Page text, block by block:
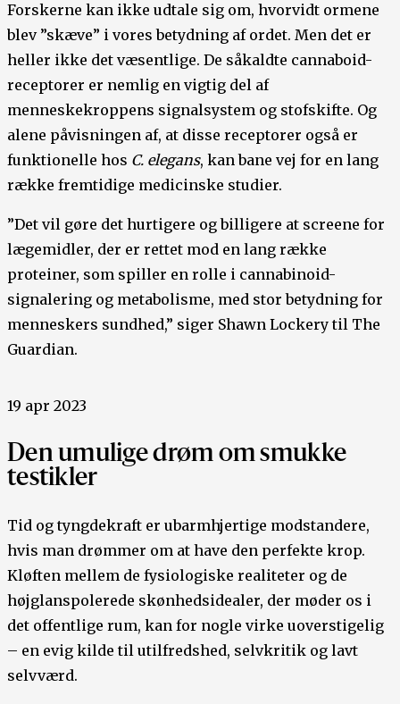
Forskerne kan ikke udtale sig om, hvorvidt ormene
blev ”skæve” i vores betydning af ordet. Men det er
heller ikke det væsentlige. De såkaldte cannaboid-
receptorer er nemlig en vigtig del af
menneskekroppens signalsystem og stofskifte. Og
alene påvisningen af, at disse receptorer også er
funktionelle hos C. elegans, kan bane vej for en lang
række fremtidige medicinske studier.
”Det vil gøre det hurtigere og billigere at screene for
lægemidler, der er rettet mod en lang række
proteiner, som spiller en rolle i cannabinoid-
signalering og metabolisme, med stor betydning for
menneskers sundhed,” siger Shawn Lockery til The
Guardian.
19 apr 2023
Den umulige drøm om smukke
testikler
Tid og tyngdekraft er ubarmhjertige modstandere,
hvis man drømmer om at have den perfekte krop.
Kløften mellem de fysiologiske realiteter og de
højglanspolerede skønhedsidealer, der møder os i
det offentlige rum, kan for nogle virke uoverstigelig
– en evig kilde til utilfredshed, selvkritik og lavt
selvværd.